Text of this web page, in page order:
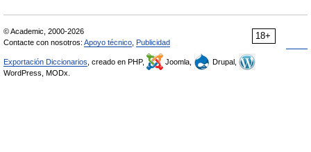
18+
© Academic, 2000-2026
Contacte con nosotros: Apoyo técnico Publicidad
Exportación Diccionarios , creado en PHP, Joomla,
Drupal,
WordPress, MODx.